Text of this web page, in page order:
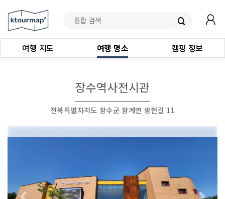
여행 지도 여행 명소 캠핑 정보
장수역사전시관
전북특별자치도 장수군 장계면 방천길 11